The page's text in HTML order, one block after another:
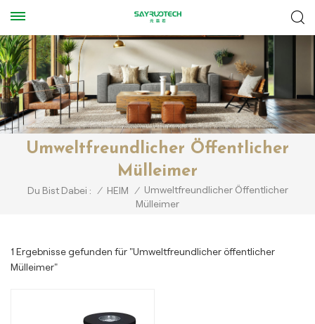
Umweltfreundlicher Öffentlicher
Mülleimer
Du Bist Dabei : / HEIM / Umweltfreundlicher Öffentlicher
Mülleimer
1 Ergebnisse gefunden für "Umweltfreundlicher öffentlicher
Mülleimer"